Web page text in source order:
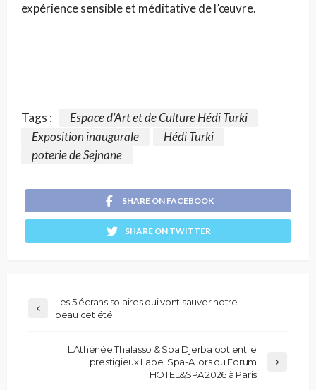
expérience sensible et méditative de l’œuvre.
Tags :
Espace d’Art et de Culture Hédi Turki
Exposition inaugurale
Hédi Turki
poterie de Sejnane
SHARE ON FACEBOOK
SHARE ON TWITTER
Les 5 écrans solaires qui vont sauver notre
peau cet été
L’Athénée Thalasso & Spa Djerba obtient le
prestigieux Label Spa-A lors du Forum
HOTEL&SPA 2026 à Paris